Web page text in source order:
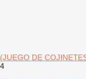
(JUEGO DE
4